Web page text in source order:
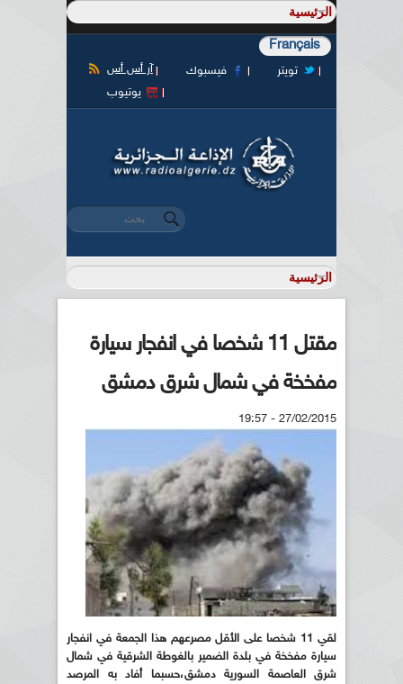
Français
آر أس أس فيسبوك
تويتر
يوتيوب
استمارة البحث
‏بحث ‏
مقتل 11 شخصا في انفجار سيارة
مفخخة في شمال شرق دمشق
27/02/2015 - 19:57
لقي 11 شخصا على الأقل مصرعهم هذا الجمعة في انفجار
سيارة مفخخة في بلدة الضمير بالغوطة الشرقية في شمال
شرق العاصمة السورية دمشق،حسبما أفاد به المرصد